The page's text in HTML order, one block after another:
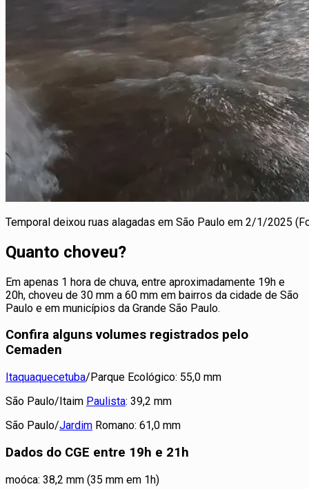
Temporal deixou ruas alagadas em São Paulo em 2/1/2025
Quanto choveu?
Em apenas 1 hora de chuva, entre aproximadamente 19h e
20h, choveu de 30 mm a 60 mm em bairros da cidade de São
Paulo e em municípios da Grande São Paulo.
Confira alguns volumes registrados pelo
Cemaden
Itaquaquecetuba/Parque Ecológico: 55,0 mm
São Paulo/Itaim Paulista: 39,2 mm
São Paulo/Jardim Romano: 61,0 mm
Dados do CGE entre 19h e 21h
moóca: 38,2 mm (35 mm em 1h)